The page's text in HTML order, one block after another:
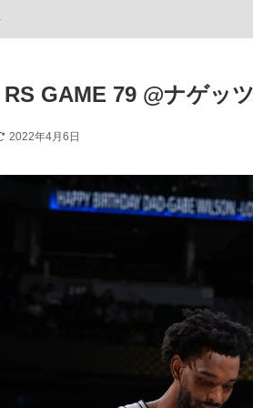
RS GAME 79 @ナゲッ
2022年4月6日